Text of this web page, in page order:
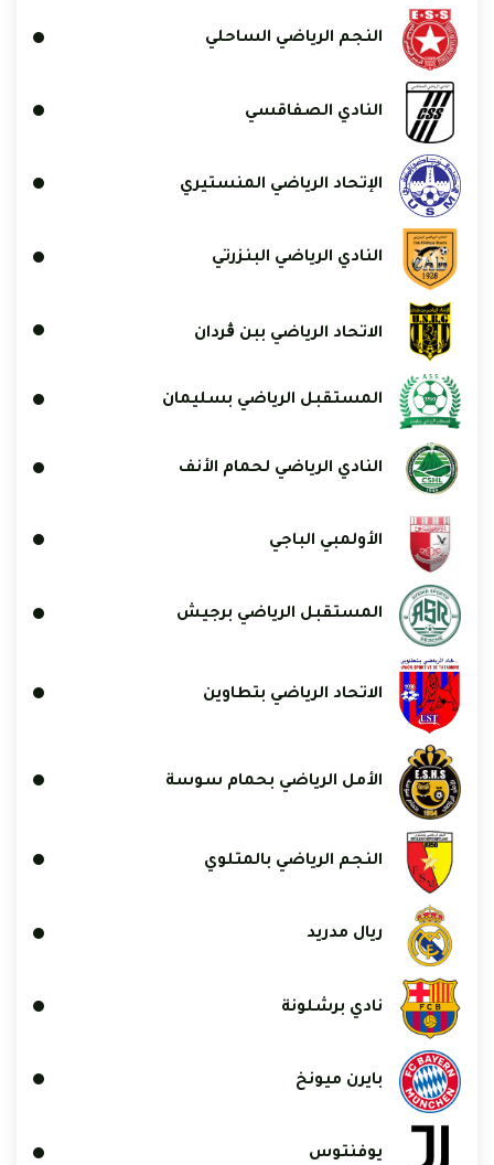
النجم الرياضي الساحلي
النادي الصفاقسي
الإتحاد الرياضي المنستيري
النادي الرياضي البنزرتي
الاتحاد الرياضي ببن ڨردان
المستقبل الرياضي بسليمان
النادي الرياضي لحمام الأنف
الأولمبي الباجي
المستقبل الرياضي برجيش
الاتحاد الرياضي بتطاوين
الأمل الرياضي بحمام سوسة
النجم الرياضي بالمتلوي
ريال مدريد
نادي برشلونة
بايرن ميونخ
يوفنتوس